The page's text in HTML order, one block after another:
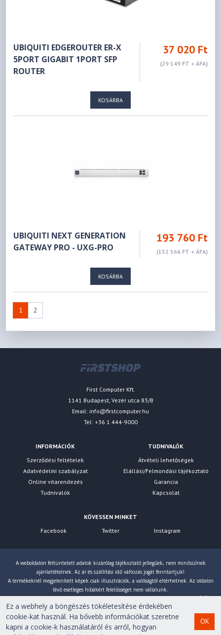
UBIQUITI EDGEROUTER ER-X
5PORT GIGABIT 1PORT SFP
ROUTER
37 020 Ft
(29 149 FT + ÁFA)
KOSÁRBA
UBIQUITI NEXT GENERATION
GATEWAY PRO - UXG-PRO
193 760 Ft
(152 566 FT + ÁFA)
KOSÁRBA
1 2
First Computer Kft.
1141 Budapest, Vezér utca 83/B
Email: info@firstcomputer.hu
Tel: +36 1 444-9000
INFORMÁCIÓK
Szerződési feltételek
Adatvédelmi szabályzat
Online vitarendezés
Tudnivalók
TUDNIVALÓK
Átvételi lehetőségek
Elállási/Felmondási tájékoztató
Garancia
Kapcsolat
KÖVESSEN MINKET
Facebook
Twitter Instagram
A weboldalon feltüntetett adatok kizárólag tájékoztató jellegűek, nem minősülnek
ajánlattételnek. Az ár és szállítási idő változás jogát fenntartjuk!
A termékeknél megjelenített képek csak illusztrációk, a valóságtól eltérhetnek. Az oldalon
lévő esetleges hibákért felelősséget nem vállalunk.
számoljuk!
Copyright © 2007-2026 First Computer Kft. Minden jog
Ez a webhely a böngészés tökéletesítése érdekében
cookie-kat használ. Ha bővebb információkat szeretne
kapni a cookie-k használatáról és arról, hogyan
OK